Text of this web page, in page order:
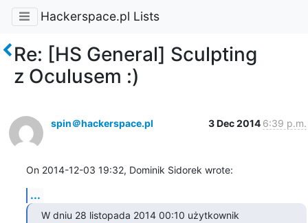
Hackerspace.pl Lists
Re: [HS General] Sculpting
z Oculusem :)
spin＠hackerspace.pl 3 Dec 2014 6:39 p.m.
On 2014-12-03 19:32, Dominik Sidorek wrote:
...